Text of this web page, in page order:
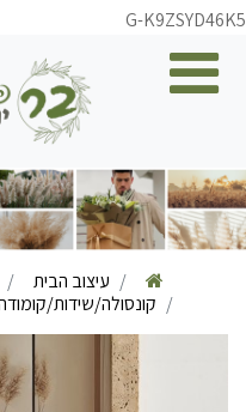
G-
עיצוב הבית
קונסולה/שידות/קומודה